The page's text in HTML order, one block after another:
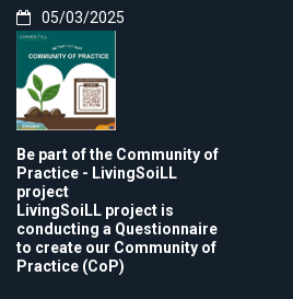
05/03/2025
Be part of the Community of
Practice - LivingSoiLL
project
LivingSoiLL project is
conducting a Questionnaire
to create our Community of
Practice (CoP)